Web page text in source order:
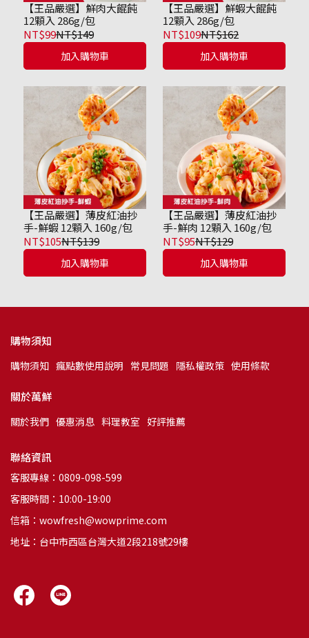
【王品嚴選】鮮肉大餛飩
12顆入 286g/包
NT$99NT$149
加入購物車
【王品嚴選】鮮蝦大餛飩
12顆入 286g/包
NT$109NT$162
加入購物車
【王品嚴選】薄皮紅油抄
手-鮮蝦 12顆入 160g/包
NT$105NT$139
加入購物車
【王品嚴選】薄皮紅油抄
手-鮮肉 12顆入 160g/包
NT$95NT$129
加入購物車
購物須知
購物須知 瘋點數使用說明 常見問題 隱私權政策 使用條款
關於萬鮮
關於我們 優惠消息 料理教室 好評推薦
聯絡資訊
客服專線：0809-098-599
客服時間：10:00-19:00
信箱：wowfresh@wowprime.com
地址：台中市西區台灣大道2段218號29樓